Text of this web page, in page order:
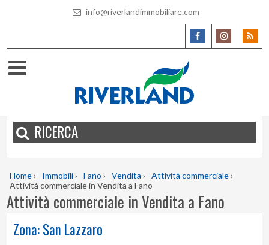
info@riverlandimmobiliare.com
RICERCA
Home› Immobili› Fano › Vendita › Attività commerciale›
Attività commerciale in Vendita a Fano
Attività commerciale in Vendita a Fano
Zona: San Lazzaro